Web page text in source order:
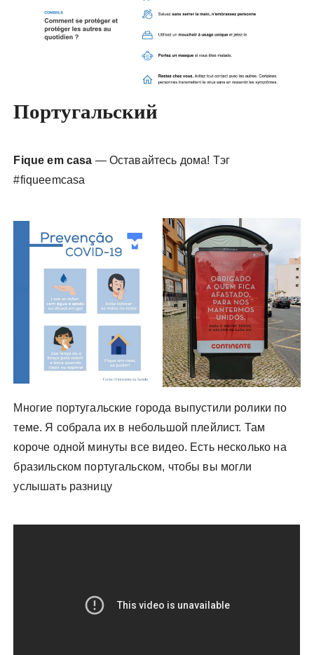
Португальский
Fique em casa — Оставайтесь дома! Тэг
#fiqueemcasa
Многие португальские города выпустили ролики по
теме. Я собрала их в небольшой плейлист. Там
короче одной минуты все видео. Есть несколько на
бразильском португальском, чтобы вы могли
услышать разницу